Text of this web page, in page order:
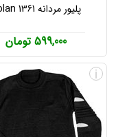
پلیور مردانه Solan 1361
599,000 تومان
i